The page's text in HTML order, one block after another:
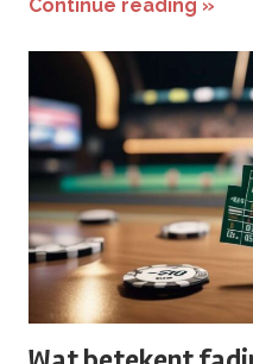
Continue reading »